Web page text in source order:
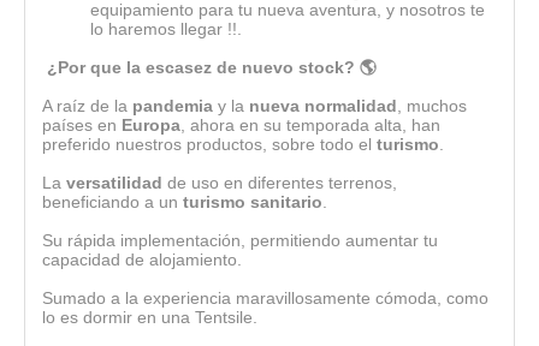
equipamiento para tu nueva aventura, y nosotros te
lo haremos llegar !!.
¿Por que la escasez de nuevo stock? 🌎
A raíz de la pandemia y la nueva normalidad, muchos
países en Europa, ahora en su temporada alta, han
preferido nuestros productos, sobre todo el turismo.
La versatilidad de uso en diferentes terrenos,
beneficiando a un turismo sanitario.
Su rápida implementación, permitiendo aumentar tu
capacidad de alojamiento.
Sumado a la experiencia maravillosamente cómoda, como
lo es dormir en una Tentsile.